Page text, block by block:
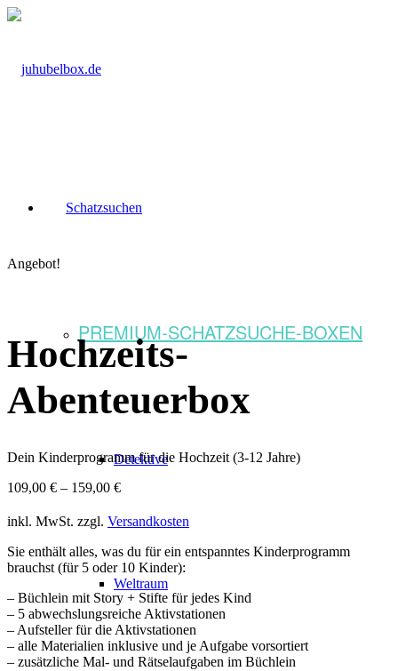
Schatzsuchen
PREMIUM-SCHATZSUCHE-BOXEN
Detektive
Weltraum
Angebot!
Hochzeits-
Abenteuerbox
Dein Kinderprogramm für die Hochzeit (3-12 Jahre)
109,00 € – 159,00 €
inkl. MwSt. zzgl. Versandkosten
Sie enthält alles, was du für ein entspanntes Kinderprogramm
brauchst (für 5 oder 10 Kinder):
– Büchlein mit Story + Stifte für jedes Kind
– 5 abwechslungsreiche Aktivstationen
– Aufsteller für die Aktivstationen
– alle Materialien inklusive und je Aufgabe vorsortiert
– zusätzliche Mal- und Rätselaufgaben im Büchlein